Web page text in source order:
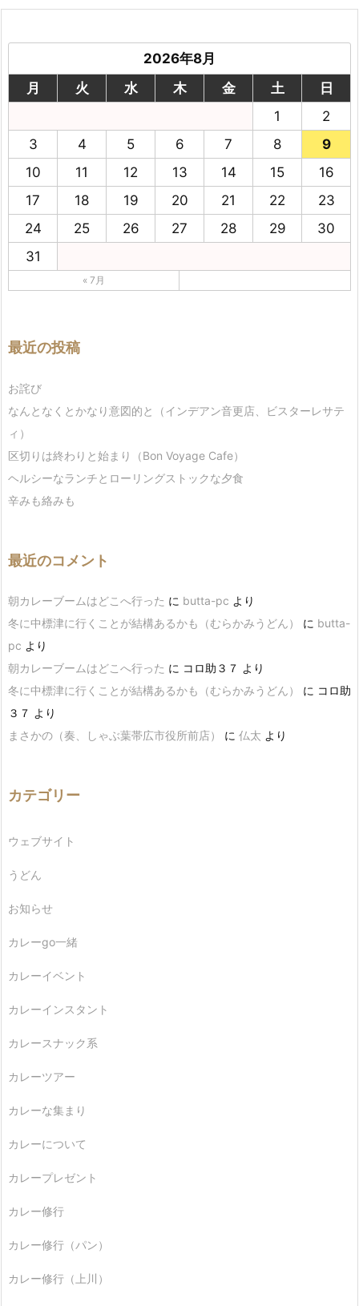
2026年8月
月
火 水 木 金 土
日
1
2
3
4 5 6 7 8
9
10
11 12 13 14 15
16
17
18 19 20 21 22
23
24
25 26 27 28 29
30
31
« 7月
最近の投稿
お詫び
なんとなくとかなり意図的と（インデアン音更店、ビスターレサテ
ィ）
区切りは終わりと始まり（Bon Voyage Cafe）
ヘルシーなランチとローリングストックな夕食
辛みも絡みも
最近のコメント
朝カレーブームはどこへ行った に butta-pc より
冬に中標津に行くことが結構あるかも（むらかみうどん）
に butta-
pc より
朝カレーブームはどこへ行った に コロ助３７ より
冬に中標津に行くことが結構あるかも（むらかみうどん）
に コロ助
３７ より
まさかの（奏、しゃぶ葉帯広市役所前店）
に 仏太 より
カテゴリー
ウェブサイト
うどん
お知らせ
カレーgo一緒
カレーイベント
カレーインスタント
カレースナック系
カレーツアー
カレーな集まり
カレーについて
カレープレゼント
カレー修行
カレー修行（パン）
カレー修行（上川）